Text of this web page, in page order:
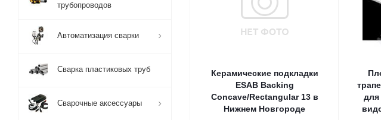
Керамические подкладки
ESAB Backing
Concave/Rectangular 13 в
Нижнем Новгороде
трубопроводов
Автоматизация сварки
Сварка пластиковых труб
Сварочные аксессуары